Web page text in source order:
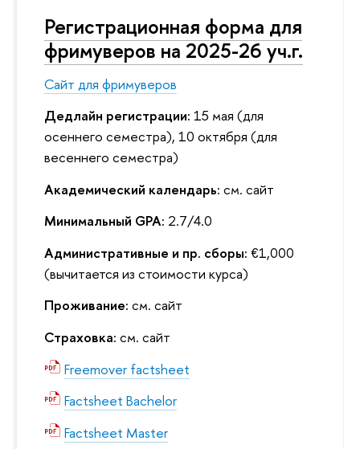
Регистрационная форма для
фримуверов на 2025-26 уч.г.
Сайт для фримуверов
Дедлайн регистрации: 15 мая (для
осеннего семестра), 10 октября (для
весеннего семестра)
Академический календарь: см. сайт
Минимальный GPA: 2.7/4.0
Административные и пр. сборы: €1,000
(вычитается из стоимости курса)
Проживание: см. сайт
Страховка: см. сайт
Freemover factsheet
Factsheet Bachelor
Factsheet Master